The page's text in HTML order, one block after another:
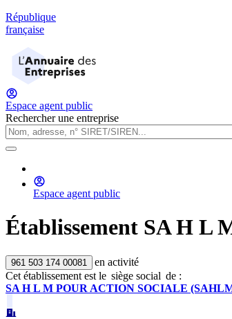
République
française
Espace agent public
Rechercher une entreprise
Espace agent public
Établissement SA H L
961 503 174 00081
en activité
Cet établissement est le siège social de :
SA H L M POUR ACTION SOCIALE